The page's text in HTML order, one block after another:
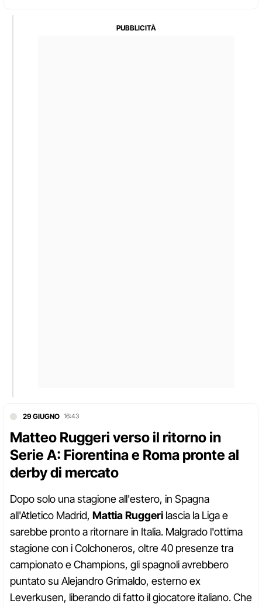
29 GIUGNO 16:43
Matteo Ruggeri verso il ritorno in
Serie A: Fiorentina e Roma pronte al
derby di mercato
Dopo solo una stagione all'estero, in Spagna
all'Atletico Madrid, Mattia Ruggeri lascia la Liga e
sarebbe pronto a ritornare in Italia. Malgrado l'ottima
stagione con i Colchoneros, oltre 40 presenze tra
campionato e Champions, gli spagnoli avrebbero
puntato su Alejandro Grimaldo, esterno ex
Leverkusen, liberando di fatto il giocatore italiano. Che